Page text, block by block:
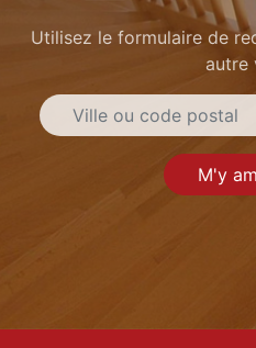
Utilisez le formulaire de
autre
M'y